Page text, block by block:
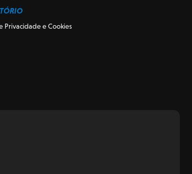
Privacidade e Cookies